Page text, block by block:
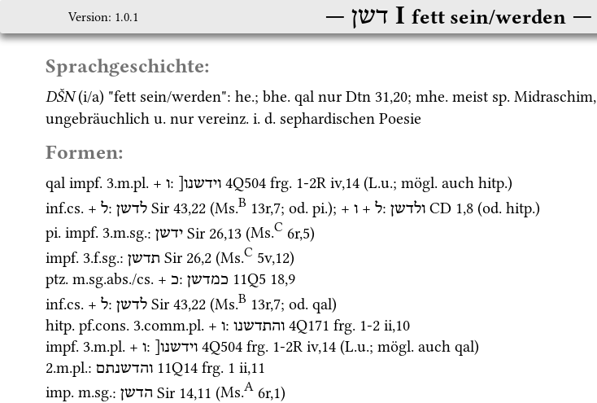
דשן ‎ I fett sein/werden
Version: 1.0.1
Sprachgeschichte:
DŠN (i/a) "fett sein/werden": he.; bhe. qal nur Dtn 31,20; mhe. meist sp. Midraschim,
ungebräuchlich u. nur vereinz. i. d. sephardischen Poesie
Formen:
qal impf. 3.m.pl. + ו: וידשנו[ 4Q504 frg. 1-2R iv,14 (L.u.; mögl. auch hitp.)
inf.cs. + ל: לדשן Sir 43,22 (Ms.B 13r,7; od. pi.); + ו + ל: ולדשן CD 1,8 (od. hitp.)
pi. impf. 3.m.sg.: ידשן Sir 26,13 (Ms.C 6r,5)
impf. 3.f.sg.: תדשן Sir 26,2 (Ms.C 5v,12)
ptz. m.sg.abs./cs. + כ: כמדשן 11Q5 18,9
inf.cs. + ל: לדשן Sir 43,22 (Ms.B 13r,7; od. qal)
hitp. pf.cons. 3.comm.pl. + ו: והתדשנו 4Q171 frg. 1-2 ii,10
impf. 3.m.pl. + ו: וידשנו[ 4Q504 frg. 1-2R iv,14 (L.u.; mögl. auch qal)
2.m.pl.: והדשנתם 11Q14 frg. 1 ii,11
imp. m.sg.: הדשן Sir 14,11 (Ms.A 6r,1)